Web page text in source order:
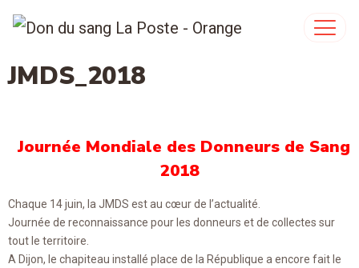
JMDS_2018
Journée Mondiale des Donneurs de Sang
2018
Chaque 14 juin, la JMDS est au cœur de l’actualité.
Journée de reconnaissance pour les donneurs et de collectes sur
tout le territoire.
A Dijon, le chapiteau installé place de la République a encore fait le